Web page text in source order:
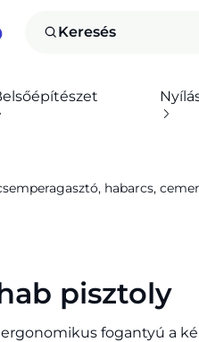
Keresés
habarcs,
pisztoly
ergonomikus fogantyú a